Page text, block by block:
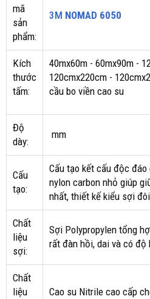
mã
sản
phẩm:
3M NOMAD 6050
Kích
thước
tấm:
40mx60m - 60mx90m -
120cmx220cm -
cầu bo viền cao su
Độ
dày:
mm
Cấu
tạo:
Cấu tạo kết cấu độc
nylon carbon nhỏ giúp
nhất, thiết kế kiểu sợi
Chất
liệu
sợi:
Sợi Polypropylen tổng
rất đàn hồi, dai và có độ
Chất
liệu
Cao su Nitrile cao cấp